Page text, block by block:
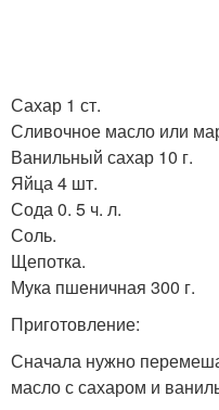
Сахар 1 ст.
Сливочное масло или
Ванильный сахар 10 г.
Яйца 4 шт.
Сода 0. 5 ч. л.
Соль.
Щепотка.
Мука пшеничная 300 г.
Приготовление:
Сначала нужно
масло с сахаром и